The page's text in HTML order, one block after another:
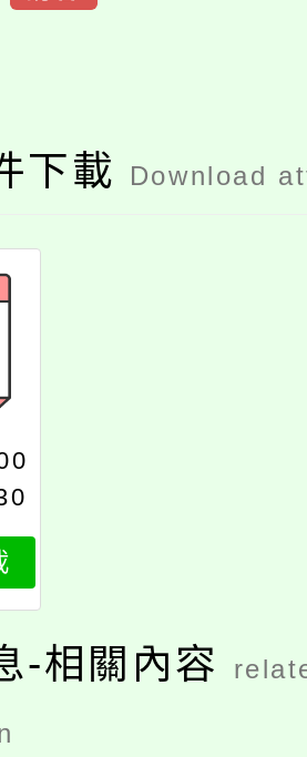
下載 Download
-相關內容